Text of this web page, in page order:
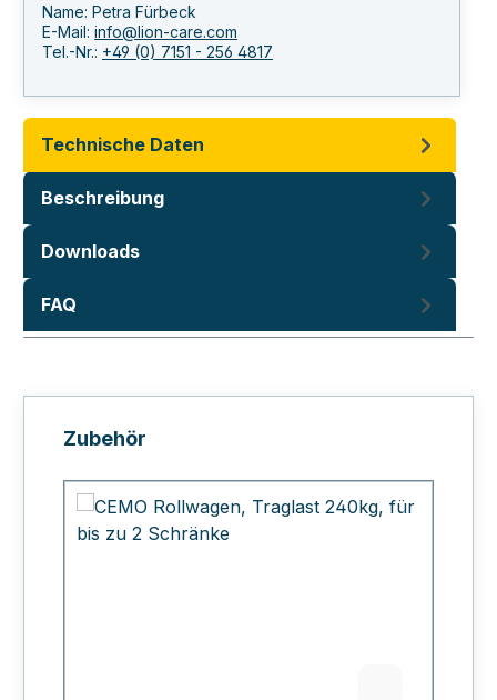
Name: Petra Fürbeck
E-Mail: info@lion-care.com
Tel.-Nr.: +49 (0) 7151 - 256 4817
Technische Daten
Beschreibung
Downloads
FAQ
Produktgalerie überspringen
Zubehör